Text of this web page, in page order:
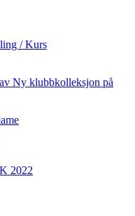
/ Kurs
Ny klubbkolleksjon på
2022